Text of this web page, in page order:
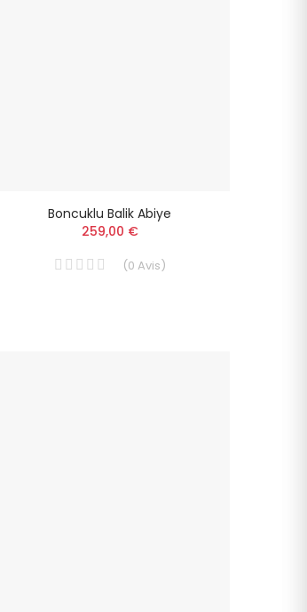
Boncuklu Balik Abiye
259,00 €
(0 Avis)